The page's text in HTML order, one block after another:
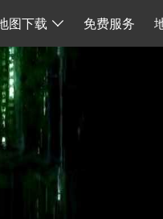
图下载 免费服务